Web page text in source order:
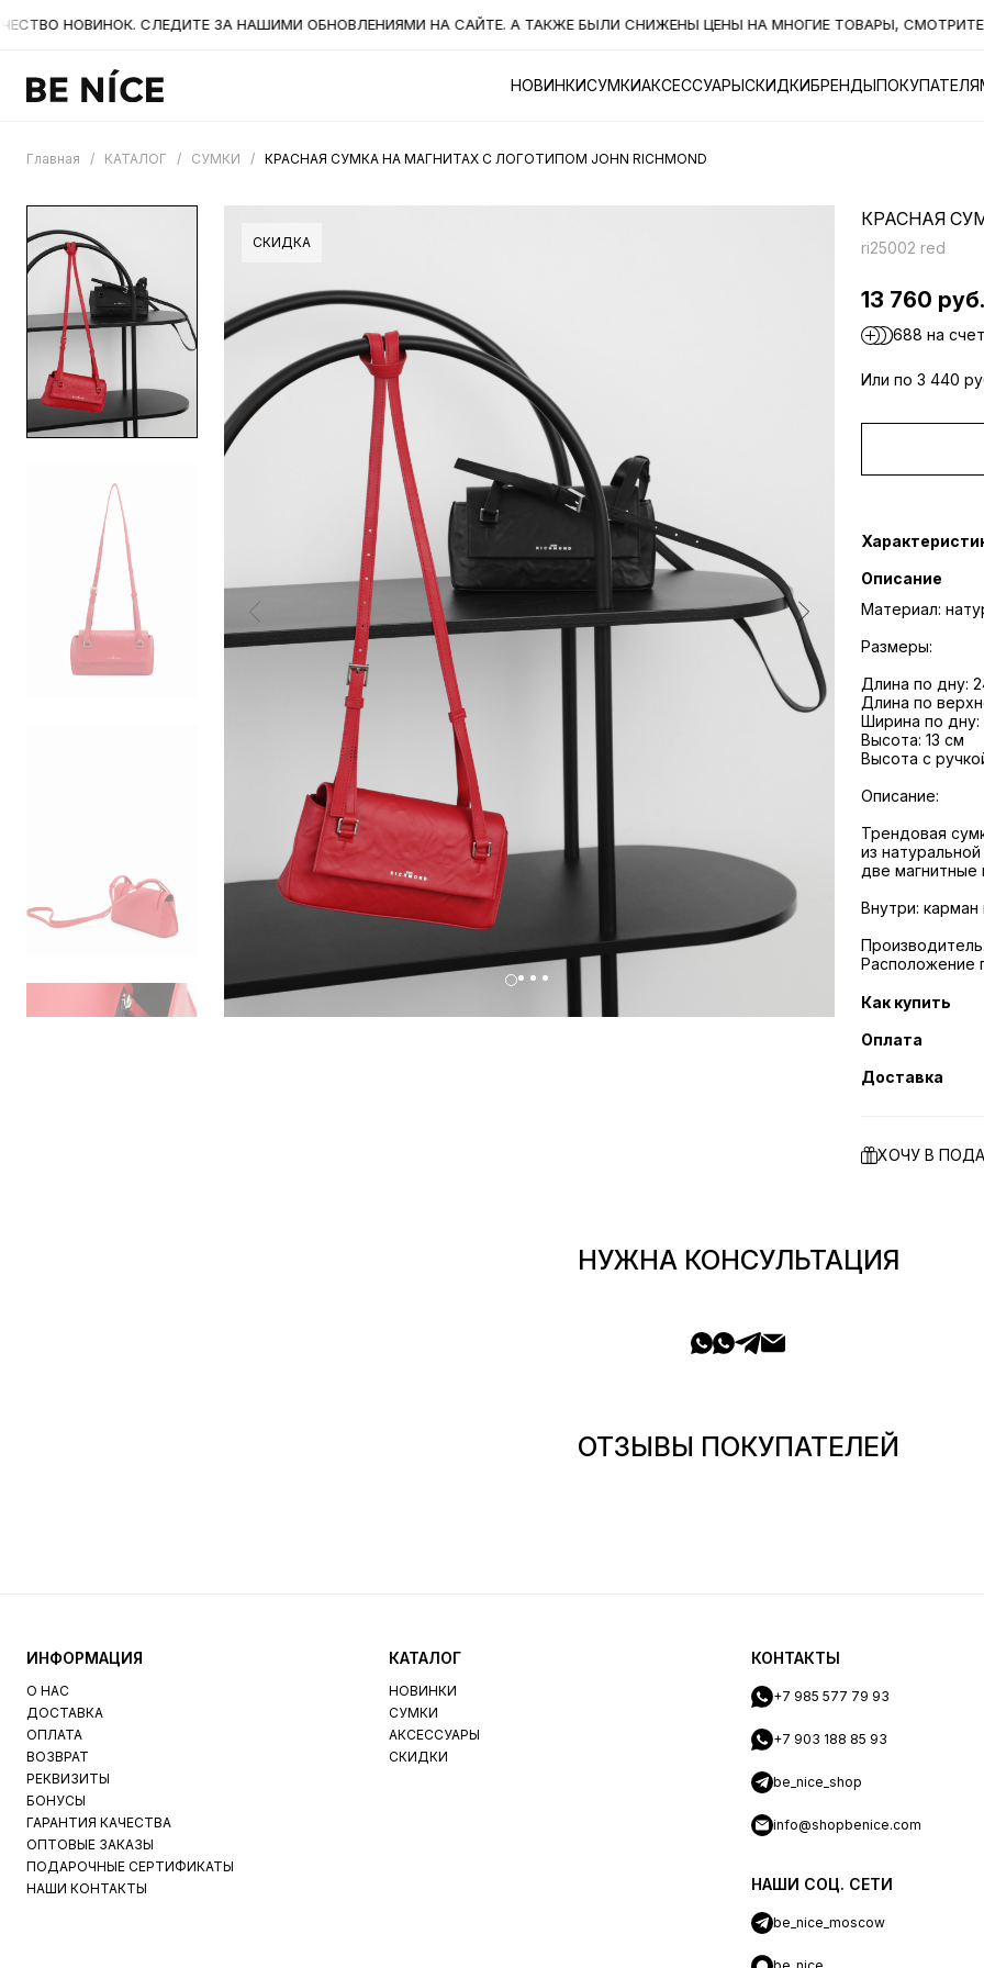
НОВИНОК. СЛЕДИТЕ ЗА НАШИМИ ОБНОВЛЕНИЯМИ НА САЙТЕ. А ТАКЖЕ БЫЛИ СНИЖЕНЫ ЦЕНЫ НА МНОГИЕ ТОВАРЫ, СМОТРИТЕ
НОВИНКИСУМКИАКСЕССУАРЫСКИДКИБРЕНДЫ
Главная / КАТАЛОГ / СУМКИ / КРАСНАЯ СУМКА НА МАГНИТАХ С ЛОГОТИПОМ JOHN RICHMOND
СКИДКА
КРАСНАЯ
ri25002 red
13 760
688 на счет
Или по 3 440
Описание
Материал:
Размеры:
Длина по дну:
Длина по
Ширина по дну:
Высота: 13 см
Высота с
Описание:
Трендовая
из
две магнитные
Внутри:
Расположение
Как купить
Оплата
Доставка
ХОЧУ В
НУЖНА КОНСУЛЬТАЦИЯ
ОТЗЫВЫ ПОКУПАТЕЛЕЙ
ИНФОРМАЦИЯ
О НАС
ДОСТАВКА
ОПЛАТА
ВОЗВРАТ
РЕКВИЗИТЫ
БОНУСЫ
ГАРАНТИЯ КАЧЕСТВА
ОПТОВЫЕ ЗАКАЗЫ
ПОДАРОЧНЫЕ СЕРТИФИКАТЫ
НАШИ КОНТАКТЫ
КАТАЛОГ
НОВИНКИ
СУМКИ
АКСЕССУАРЫ
СКИДКИ
КОНТАКТЫ
+7 985 577 79 93
+7 903 188 85 93
be_nice_shop
info@shopbenice.com
НАШИ СОЦ. СЕТИ
be_nice_moscow